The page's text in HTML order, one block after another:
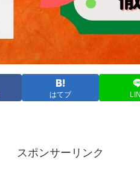
はてブ
スポンサーリンク